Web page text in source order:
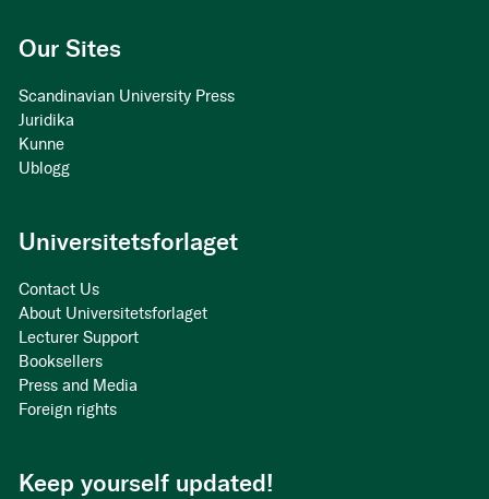
Our Sites
Scandinavian University Press
Juridika
Kunne
Ublogg
Universitetsforlaget
Contact Us
About Universitetsforlaget
Lecturer Support
Booksellers
Press and Media
Foreign rights
Keep yourself updated!